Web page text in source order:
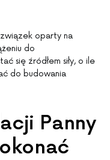
oparty na
do
się źródłem siły, o ile
do budowania
Panny